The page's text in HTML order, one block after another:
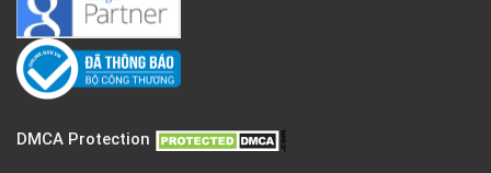
DMCA Protection